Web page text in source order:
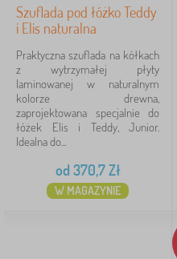
sklejka
2
>
Kolor łóżka
białe
80
naturalne
54
Szuflada pod łóżko Teddy
i Elis naturalna
Praktyczna szuflada na kółkach
z wytrzymałej płyty
laminowanej w naturalnym
kolorze drewna,
zaprojektowana specjalnie do
łóżek Elis i Teddy, Junior.
Idealna do...
od 370,7Zł
W MAGAZYNIE